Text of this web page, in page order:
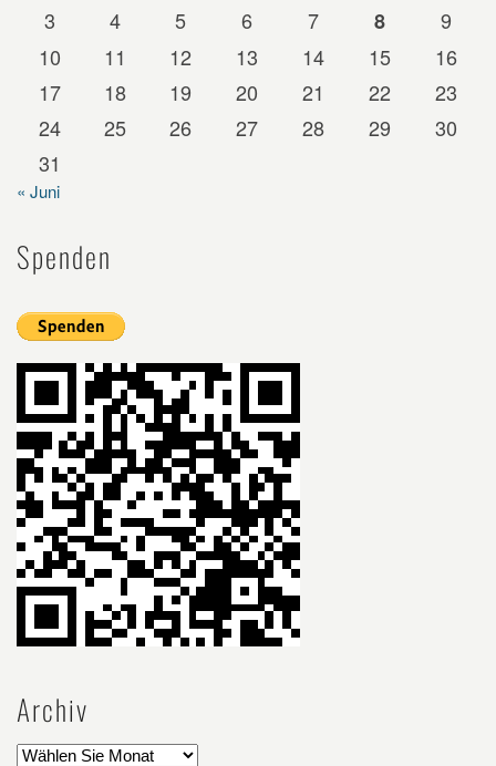
3
4 5 6 7 8
9
10
11 12 13 14 15
16
17
18 19 20 21 22
23
24
25 26 27 28 29
30
31
« Juni
Spenden
Archiv